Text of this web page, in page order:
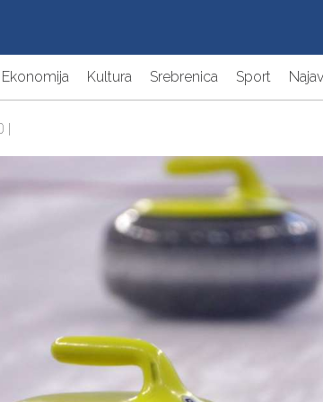
Ekonomija Kultura Srebrenica Sport
|